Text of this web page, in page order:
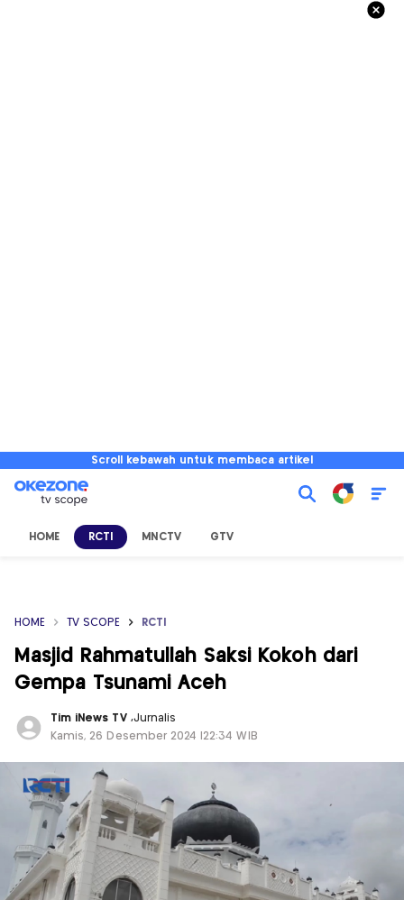
Scroll kebawah untuk membaca artikel
HOME RCTI MNCTV GTV
HOME TV SCOPE RCTI
Masjid Rahmatullah Saksi Kokoh dari
Gempa Tsunami Aceh
Tim iNews TV ,Jurnalis
Kamis, 26 Desember 2024 |22:34 WIB